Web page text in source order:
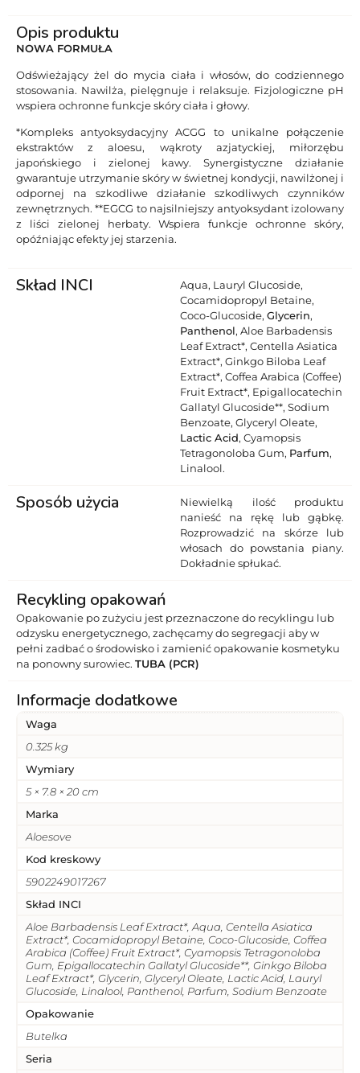
Opis produktu
NOWA FORMUŁA
Odświeżający żel do mycia ciała i włosów, do codziennego
stosowania. Nawilża, pielęgnuje i relaksuje. Fizjologiczne pH
wspiera ochronne funkcje skóry ciała i głowy.
*Kompleks antyoksydacyjny ACGG to unikalne połączenie
ekstraktów z aloesu, wąkroty azjatyckiej, miłorzębu
japońskiego i zielonej kawy. Synergistyczne działanie
gwarantuje utrzymanie skóry w świetnej kondycji, nawilżonej i
odpornej na szkodliwe działanie szkodliwych czynników
zewnętrznych. **EGCG to najsilniejszy antyoksydant izolowany
z liści zielonej herbaty. Wspiera funkcje ochronne skóry,
opóźniając efekty jej starzenia.
Skład INCI
Aqua, Lauryl Glucoside,
Cocamidopropyl Betaine,
Coco-Glucoside, Glycerin,
Panthenol, Aloe Barbadensis
Leaf Extract*, Centella Asiatica
Extract*, Ginkgo Biloba Leaf
Extract*, Coffea Arabica (Coffee)
Fruit Extract*, Epigallocatechin
Gallatyl Glucoside**, Sodium
Benzoate, Glyceryl Oleate,
Lactic Acid, Cyamopsis
Tetragonoloba Gum, Parfum,
Linalool.
Sposób użycia
Niewielką ilość produktu
nanieść na rękę lub gąbkę.
Rozprowadzić na skórze lub
włosach do powstania piany.
Dokładnie spłukać.
Recykling opakowań
Opakowanie po zużyciu jest przeznaczone do recyklingu lub
odzysku energetycznego, zachęcamy do segregacji aby w
pełni zadbać o środowisko i zamienić opakowanie kosmetyku
na ponowny surowiec. TUBA (PCR)
Informacje dodatkowe
Waga
0.325 kg
Wymiary
5 × 7.8 × 20 cm
Marka
Aloesove
Kod kreskowy
5902249017267
Skład INCI
Aloe Barbadensis Leaf Extract*, Aqua, Centella Asiatica
Extract*, Cocamidopropyl Betaine, Coco-Glucoside, Coffea
Arabica (Coffee) Fruit Extract*, Cyamopsis Tetragonoloba
Gum, Epigallocatechin Gallatyl Glucoside**, Ginkgo Biloba
Leaf Extract*, Glycerin, Glyceryl Oleate, Lactic Acid, Lauryl
Glucoside, Linalool, Panthenol, Parfum, Sodium Benzoate
Opakowanie
Butelka
Seria